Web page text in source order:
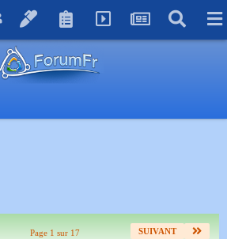
SUIVANT
Page 1 sur 17